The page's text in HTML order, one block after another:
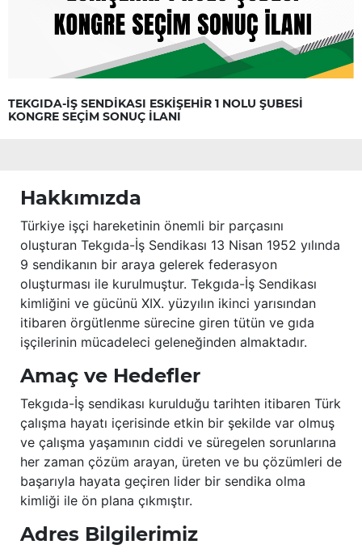
TEKGIDA-İŞ SENDİKASI ESKİŞEHİR 1 NOLU ŞUBESİ
KONGRE SEÇİM SONUÇ İLANI
Hakkımızda
Türkiye işçi hareketinin önemli bir parçasını
oluşturan Tekgıda-İş Sendikası 13 Nisan 1952 yılında
9 sendikanın bir araya gelerek federasyon
oluşturması ile kurulmuştur. Tekgıda-İş Sendikası
kimliğini ve gücünü XIX. yüzyılın ikinci yarısından
itibaren örgütlenme sürecine giren tütün ve gıda
işçilerinin mücadeleci geleneğinden almaktadır.
Amaç ve Hedefler
Tekgıda-İş sendikası kurulduğu tarihten itibaren Türk
çalışma hayatı içerisinde etkin bir şekilde var olmuş
ve çalışma yaşamının ciddi ve süregelen sorunlarına
her zaman çözüm arayan, üreten ve bu çözümleri de
başarıyla hayata geçiren lider bir sendika olma
kimliği ile ön plana çıkmıştır.
Adres Bilgilerimiz